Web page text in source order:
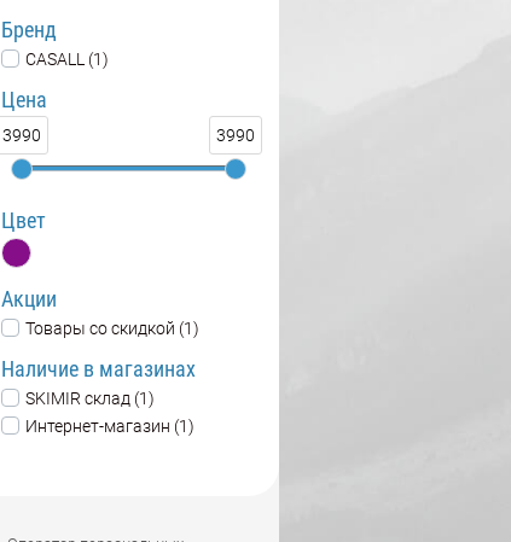
Бренд
CASALL (1)
Цена
3990 3990
Цвет
Акции
Товары со скидкой (1)
Наличие в магазинах
SKIMIR склад (1)
Интернет-магазин (1)